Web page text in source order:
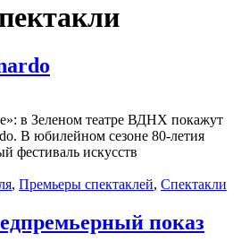
в Зеленом театре ВДНХ покажут
В юбилейном сезоне 80-летия
фестиваль искусств
, Премьеры спектаклей, Спектакли
показ